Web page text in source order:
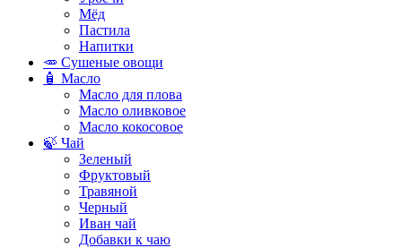
Мёд
Пастила
Напитки
🥕 Сушеные овощи
🧴 Масло
Масло для плова
Масло оливковое
Масло кокосовое
🍃 Чай
Зеленый
Фруктовый
Травяной
Черный
Иван чай
Добавки к чаю